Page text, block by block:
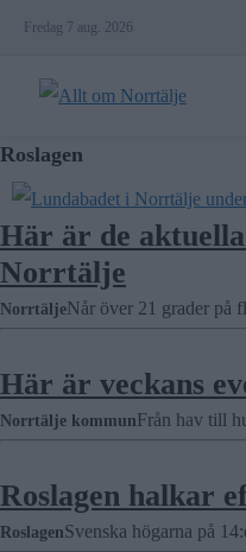
content
Fredag 7 aug. 2026
Roslagen
Här är de
Norrtälje
NorrtäljeNår över 21 grader på
Här är veckans
Norrtälje kommunFrån hav till
Roslagen halkar
RoslagenSvenska högarna på